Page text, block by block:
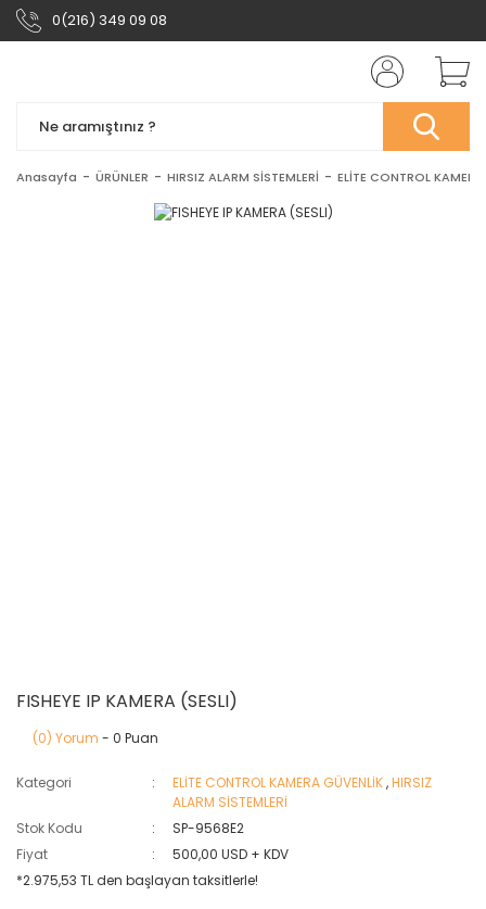
0(216) 349 09 08
Anasayfa ÜRÜNLER HIRSIZ ALARM SİSTEMLERİ ELİTE CONTROL
FISHEYE IP KAMERA (SESLI)
(0) Yorum - 0 Puan
Kategori ELİTE CONTROL KAMERA GÜVENLİK,HIRSIZ
ALARM SİSTEMLERİ
Stok Kodu
SP-9568E2
Fiyat
500,00 USD + KDV
*2.975,53 TL den başlayan taksitlerle!